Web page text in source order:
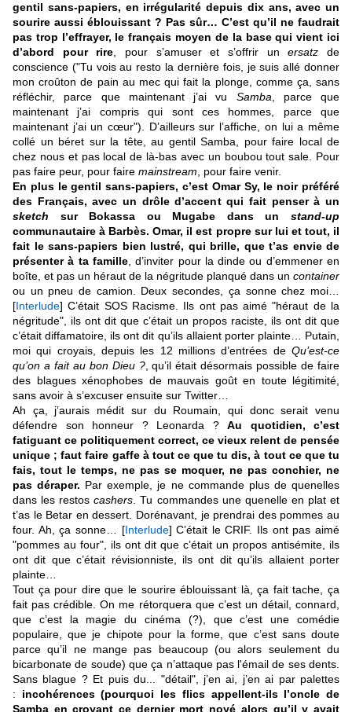
gentil sans-papiers, en irrégularité depuis dix ans, avec un
sourire aussi éblouissant ? Pas sûr… C’est qu’il ne faudrait
pas trop l’effrayer, le français moyen de la base qui vient ici
d’abord pour rire , pour s’amuser et s’offrir unersatz de
conscience ("Tu vois au resto la dernière fois, je suis allé donner
mon croûton de pain au mec qui fait la plonge, comme ça, sans
réfléchir, parce que maintenant j’ai vu Samba , parce que
maintenant j’ai compris qui sont ces hommes, parce que
maintenant j’ai un cœur"). D’ailleurs sur l’affiche, on lui a même
collé un béret sur la tête, au gentil Samba, pour faire local de
chez nous et pas local de là-bas avec un boubou tout sale. Pour
pas faire peur, pour faire mainstream , pour faire venir.
En plus le gentil sans-papiers, c’est Omar Sy, le noir préféré
des Français, avec un drôle d’accent qui fait penser à un
sketch sur Bokassa ou Mugabe dans un stand-up
communautaire à Barbès. Omar, il est propre sur lui et tout, il
fait le sans-papiers bien lustré, qui brille, que t’as envie de
présenter à ta famille, d’inviter pour la dinde ou d’emmener en
boîte, et pas un héraut de la négritude planqué dans un container
ou un pneu de camion. Deux secondes, ça sonne chez moi…
[Interlude] C’était SOS Racisme. Ils ont pas aimé "héraut de la
négritude", ils ont dit que c’était un propos raciste, ils ont dit que
c’était diffamatoire, ils ont dit qu’ils allaient porter plainte… Putain,
moi qui croyais, depuis les 12 millions d’entrées de Qu’est-ce
qu’on a fait au bon Dieu ?, qu’il était désormais possible de faire
des blagues xénophobes de mauvais goût en toute légitimité,
sans avoir à s’excuser ensuite sur Twitter…
Ah ça, j’aurais médit sur du Roumain, qui donc serait venu
défendre son honneur ? Leonarda ? Au quotidien, c’est
fatiguant ce politiquement correct, ce vieux relent de pensée
unique ; faut faire gaffe à tout ce que tu dis, à tout ce que tu
fais, tout le temps, ne pas se moquer, ne pas conchier, ne
pas déraper. Par exemple, je ne commande plus de quenelles
dans les restoscashers . Tu commandes une quenelle en plat et
t’as le Betar en dessert. Dorénavant, je prendrai des pommes au
four. Ah, ça sonne… [Interlude] C’était le CRIF. Ils ont pas aimé
"pommes au four", ils ont dit que c’était un propos antisémite, ils
ont dit que c’était révisionniste, ils ont dit qu’ils allaient porter
plainte…
Tout ça pour dire que le sourire éblouissant là, ça fait tache, ça
fait pas crédible. On me rétorquera que c’est un détail, connard,
que c’est la magie du cinéma (?), que c’est une comédie
populaire, que je chipote pour la forme, que c’est sans doute
parce qu’il ne mange pas beaucoup (ou alors seulement du
bicarbonate de soude) que ça n’attaque pas l'émail de ses dents.
Sans blague ? Et puis du... "détail", j’en ai, j’en ai par palettes
: incohérences (pourquoi les flics appellent-ils l’oncle de
Samba en croyant ce dernier mort noyé alors qu’il y avait